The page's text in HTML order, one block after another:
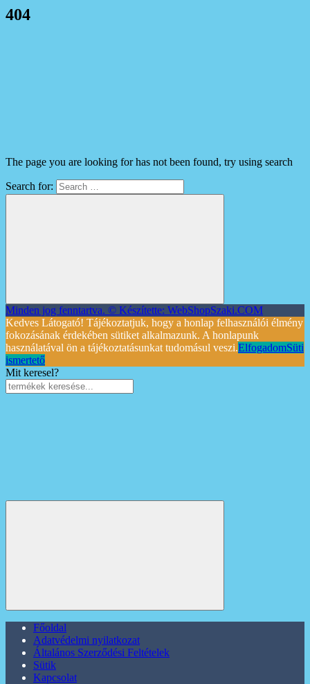
404
The page you are looking for has not been found, try using search
Search for:
Minden jog fenntartva. © Készítette: WebShopSzaki.COM
Kedves Látogató! Tájékoztatjuk, hogy a honlap felhasználói élmény
fokozásának érdekében sütiket alkalmazunk. A honlapunk
használatával ön a tájékoztatásunkat tudomásul veszi.ElfogadomSüti
ismertető
Mit keresel?
Főoldal
Adatvédelmi nyilatkozat
Általános Szerződési Feltételek
Sütik
Kapcsolat